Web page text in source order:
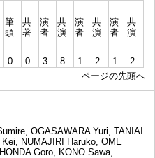
筆
頭
共
著
演
者
共
演
演
者
共
演
演
者
共
演
0 0 3 8 1 2 1
2
ページの先頭へ
OGASAWARA Yuri, TANIAI
NUMAJIRI Haruko, OME
Goro, KONO Sawa,